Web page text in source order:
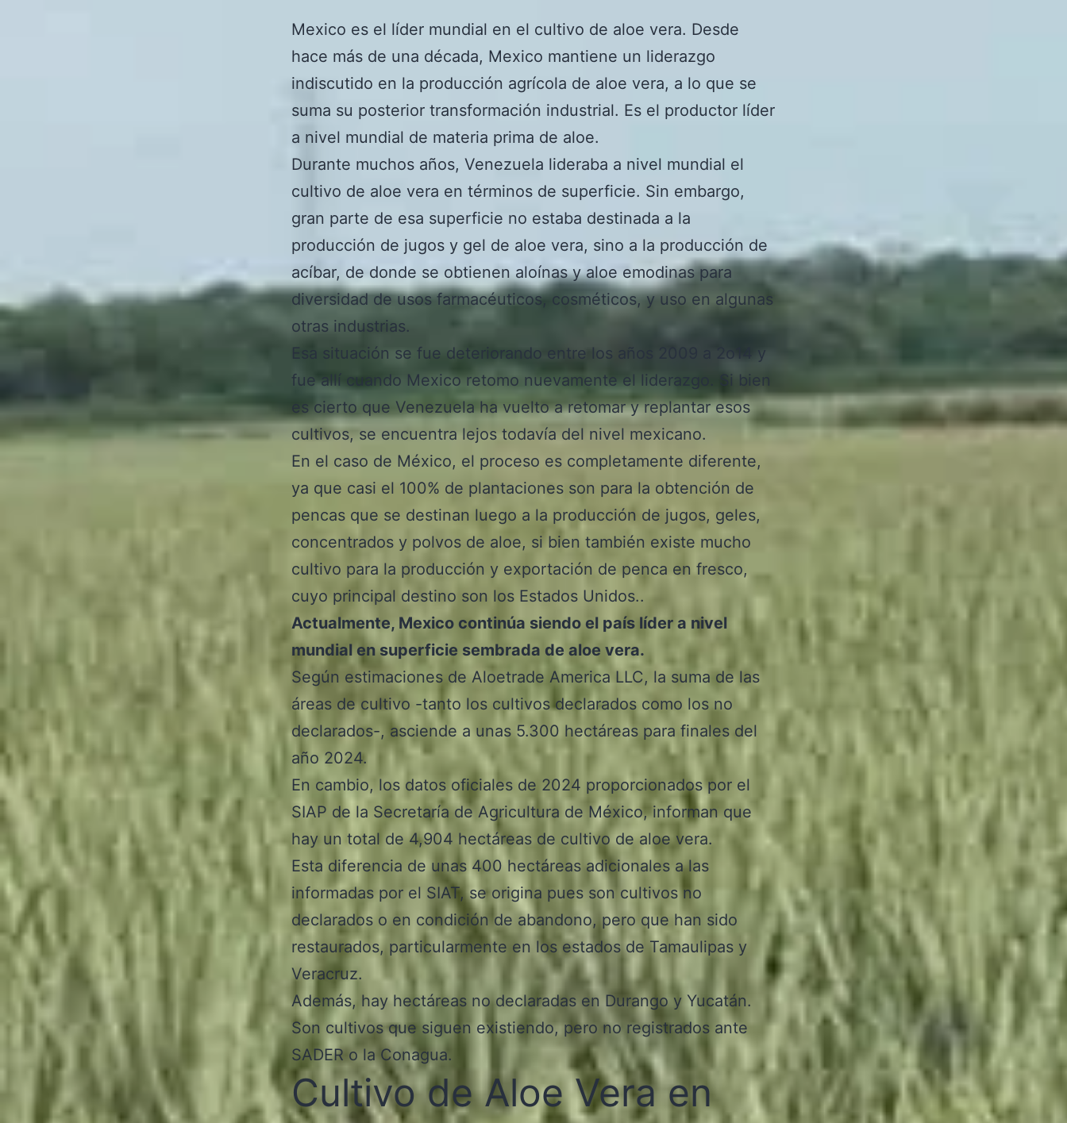
Mexico es el líder mundial en el cultivo de aloe vera. Desde
hace más de una década, Mexico mantiene un liderazgo
indiscutido en la producción agrícola de aloe vera, a lo que se
suma su posterior transformación industrial. Es el productor líder
a nivel mundial de materia prima de aloe.
Durante muchos años, Venezuela lideraba a nivel mundial el
cultivo de aloe vera en términos de superficie. Sin embargo,
gran parte de esa superficie no estaba destinada a la
producción de jugos y gel de aloe vera, sino a la producción de
acíbar, de donde se obtienen aloínas y aloe emodinas para
diversidad de usos farmacéuticos, cosméticos, y uso en algunas
otras industrias.
Esa situación se fue deteriorando entre los años 2009 a 2o14 y
fue allí cuando Mexico retomo nuevamente el liderazgo. Si bien
es cierto que Venezuela ha vuelto a retomar y replantar esos
cultivos, se encuentra lejos todavía del nivel mexicano.
En el caso de México, el proceso es completamente diferente,
ya que casi el 100% de plantaciones son para la obtención de
pencas que se destinan luego a la producción de jugos, geles,
concentrados y polvos de aloe, si bien también existe mucho
cultivo para la producción y exportación de penca en fresco,
cuyo principal destino son los Estados Unidos..
Actualmente, Mexico continúa siendo el país líder a nivel
mundial en superficie sembrada de aloe vera.
Según estimaciones de Aloetrade America LLC, la suma de las
áreas de cultivo -tanto los cultivos declarados como los no
declarados-, asciende a unas 5.300 hectáreas para finales del
año 2024.
En cambio, los datos oficiales de 2024 proporcionados por el
SIAP de la Secretaría de Agricultura de México, informan que
hay un total de 4,904 hectáreas de cultivo de aloe vera.
Esta diferencia de unas 400 hectáreas adicionales a las
informadas por el SIAT, se origina pues son cultivos no
declarados o en condición de abandono, pero que han sido
restaurados, particularmente en los estados de Tamaulipas y
Veracruz.
Además, hay hectáreas no declaradas en Durango y Yucatán.
Son cultivos que siguen existiendo, pero no registrados ante
SADER o la Conagua.
Cultivo de Aloe Vera en